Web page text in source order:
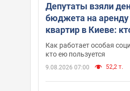
Депутаты взяли
бюджета на
квартир в Киеве:
парламентариев
и где поселился
Как работает особая
кто ею пользуется
9.08.2026 07:00 52,2 т.